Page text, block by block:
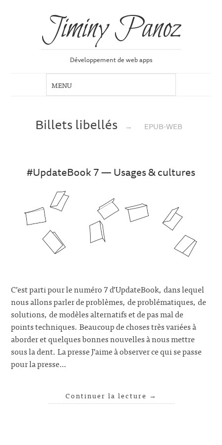
Jiminy Panoz
Développement de web apps
Billets libellés → EPUB-WEB
#UpdateBook 7 — Usages & cultures
C’est parti pour le numéro 7 d’UpdateBook, dans lequel
nous allons parler de problèmes, de problématiques, de
solutions, de modèles alternatifs et de pas mal de
points techniques. Beaucoup de choses très variées à
aborder et quelques bonnes nouvelles à nous mettre
sous la dent. La presse J’aime à observer ce qui se passe
pour la presse…
Continuer la lecture →